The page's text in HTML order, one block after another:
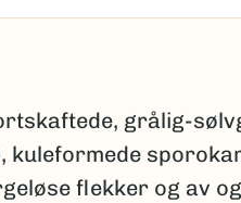
grålig-
kuleformede
flekker og av